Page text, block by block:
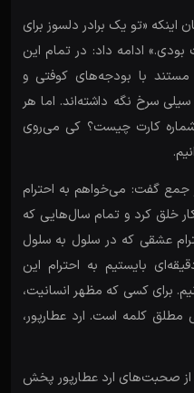
اینکه «تو یک برادر دلسوز برای
ادامه داد: در تمام این
با بودجه‌های کوفتی و
سرخ نگه داشته‌اند. اما هر
کارت چیست؟ کی ‌می‌روی
جمع گفت: می‌خواهم به احترام
خلق کرد و تمام سال‌هایی که
عشقی که در سلول به سلول
بایستیم به احترام این
برای کسی که مظهر انسانیت،
کلمه است. ارد عطارپور،
از صحبت‌های ارد عطارپور پخش